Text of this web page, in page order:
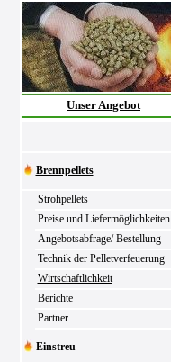
Unser Angebot
Brennpellets
Strohpellets
Preise und Liefermöglichkeiten
Angebotsabfrage/ Bestellung
Technik der Pelletverfeuerung
Wirtschaftlichkeit
Berichte
Partner
Einstreu